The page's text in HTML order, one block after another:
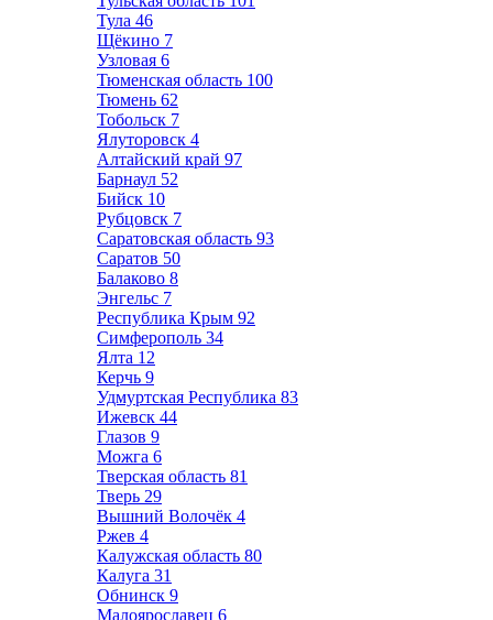
Тула 46
Щёкино 7
Узловая 6
Тюменская область 100
Тюмень 62
Тобольск 7
Ялуторовск 4
Алтайский край 97
Барнаул 52
Бийск 10
Рубцовск 7
Саратовская область 93
Саратов 50
Балаково 8
Энгельс 7
Республика Крым 92
Симферополь 34
Ялта 12
Керчь 9
Удмуртская Республика 83
Ижевск 44
Глазов 9
Можга 6
Тверская область 81
Тверь 29
Вышний Волочёк 4
Ржев 4
Калужская область 80
Калуга 31
Обнинск 9
Малоярославец 6